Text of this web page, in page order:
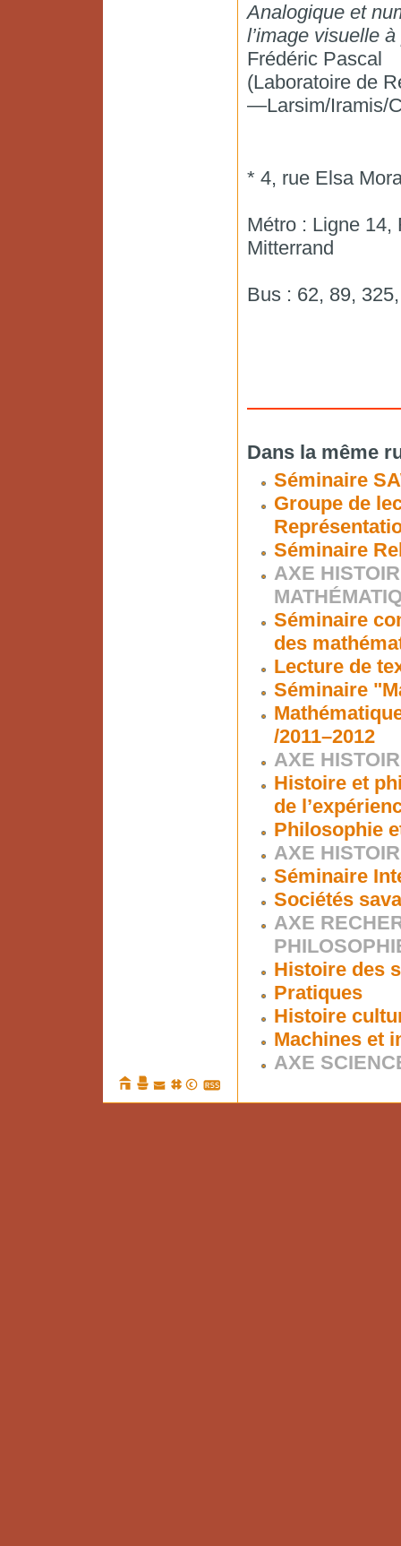
Analogique et
l’image visuelle
Frédéric Pascal
(Laboratoire de
—Larsim/Iramis/
* 4, rue Elsa
Métro : Ligne 14,
Mitterrand
Bus : 62, 89,
Dans la même
Séminaire
Groupe de
Séminaire
AXE
Séminaire
des
Lecture de
Séminaire
/2011–2012
AXE
Histoire et
de
Philosophie
AXE
Séminaire
Sociétés
AXE
Histoire des
Pratiques
Histoire
Machines et
AXE